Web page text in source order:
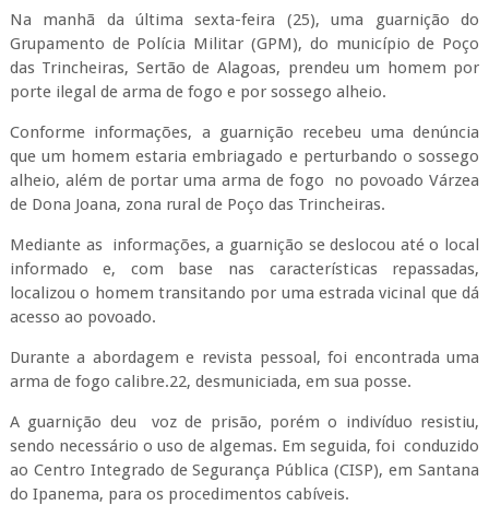
Na manhã da última sexta-feira (25), uma guarnição do
Grupamento de Polícia Militar (GPM), do município de Poço
das Trincheiras, Sertão de Alagoas, prendeu um homem por
porte ilegal de arma de fogo e por sossego alheio.
Conforme informações, a guarnição recebeu uma denúncia
que um homem estaria embriagado e perturbando o sossego
alheio, além de portar uma arma de fogo no povoado Várzea
de Dona Joana, zona rural de Poço das Trincheiras.
Mediante as informações, a guarnição se deslocou até o local
informado e, com base nas características repassadas,
localizou o homem transitando por uma estrada vicinal que dá
acesso ao povoado.
Durante a abordagem e revista pessoal, foi encontrada uma
arma de fogo calibre.22, desmuniciada, em sua posse.
A guarnição deu voz de prisão, porém o indivíduo resistiu,
sendo necessário o uso de algemas. Em seguida, foi conduzido
ao Centro Integrado de Segurança Pública (CISP), em Santana
do Ipanema, para os procedimentos cabíveis.